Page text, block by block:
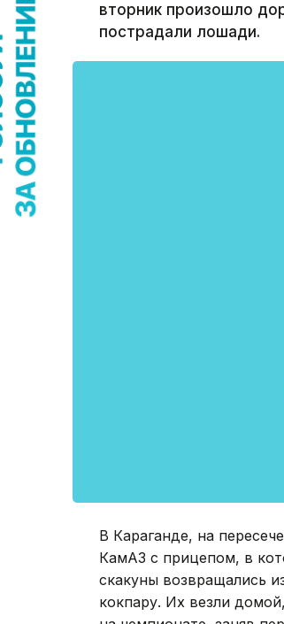
вторник произошло
пострадали лошади.
В Караганде, на
КамАЗ с прицепом, в
скакуны возвращались
кокпару. Их везли